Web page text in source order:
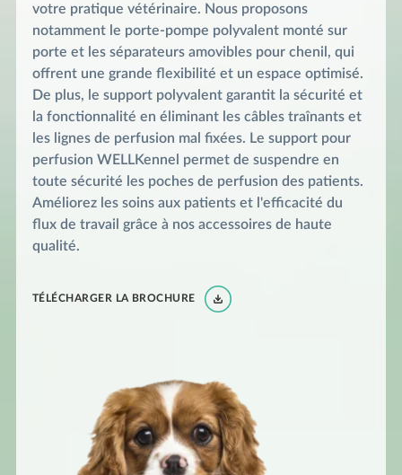
votre pratique vétérinaire. Nous proposons
notamment le porte-pompe polyvalent monté sur
porte et les séparateurs amovibles pour chenil, qui
offrent une grande flexibilité et un espace optimisé.
De plus, le support polyvalent garantit la sécurité et
la fonctionnalité en éliminant les câbles traînants et
les lignes de perfusion mal fixées. Le support pour
perfusion WELLKennel permet de suspendre en
toute sécurité les poches de perfusion des patients.
Améliorez les soins aux patients et l'efficacité du
flux de travail grâce à nos accessoires de haute
qualité.
TÉLÉCHARGER LA BROCHURE